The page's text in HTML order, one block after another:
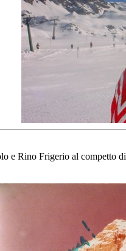
e Rino Frigerio al competto